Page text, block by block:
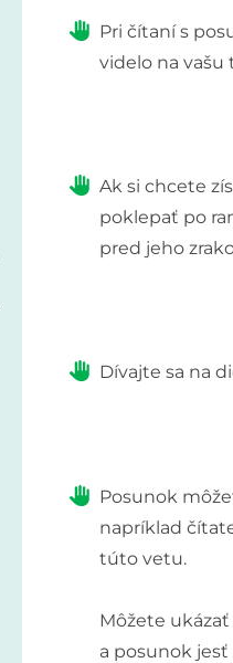
Pri čítaní s
videlo na vašu
Ak si chcete
poklepať po
pred jeho
Dívajte sa na
Posunok
napríklad
túto vetu.
Môžete
a posunok